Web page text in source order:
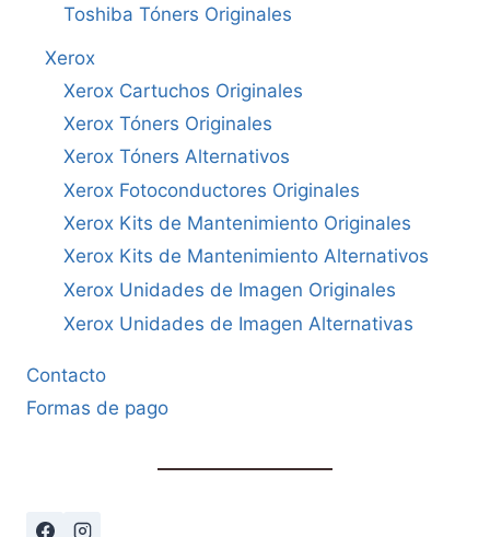
Toshiba Tóners Originales
Xerox
Xerox Cartuchos Originales
Xerox Tóners Originales
Xerox Tóners Alternativos
Xerox Fotoconductores Originales
Xerox Kits de Mantenimiento Originales
Xerox Kits de Mantenimiento Alternativos
Xerox Unidades de Imagen Originales
Xerox Unidades de Imagen Alternativas
Contacto
Formas de pago